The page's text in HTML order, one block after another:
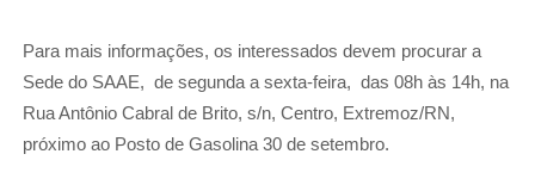
Para mais informações, os interessados devem procurar a
Sede do SAAE, de segunda a sexta-feira, das 08h às 14h, na
Rua Antônio Cabral de Brito, s/n, Centro, Extremoz/RN,
próximo ao Posto de Gasolina 30 de setembro.